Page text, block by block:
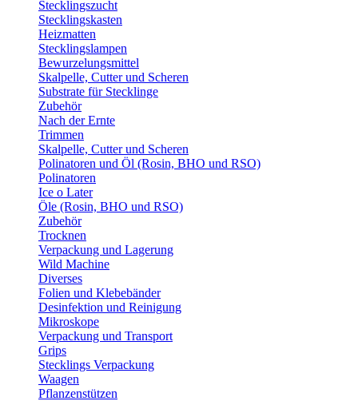
Stecklingszucht
Stecklingskasten
Heizmatten
Stecklingslampen
Bewurzelungsmittel
Skalpelle, Cutter und Scheren
Substrate für Stecklinge
Zubehör
Nach der Ernte
Trimmen
Skalpelle, Cutter und Scheren
Polinatoren und Öl (Rosin, BHO und RSO)
Polinatoren
Ice o Later
Öle (Rosin, BHO und RSO)
Zubehör
Trocknen
Verpackung und Lagerung
Wild Machine
Diverses
Folien und Klebebänder
Desinfektion und Reinigung
Mikroskope
Verpackung und Transport
Grips
Stecklings Verpackung
Waagen
Pflanzenstützen